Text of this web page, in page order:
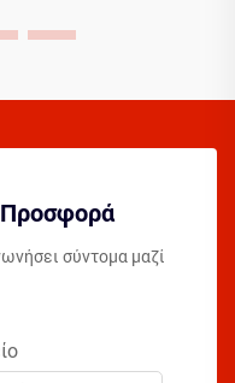
σύντομα μαζί